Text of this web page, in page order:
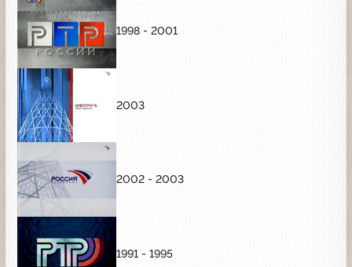
1998 - 2001
2003
2002 - 2003
1991 - 1995